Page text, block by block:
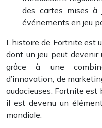
des cartes mises à
événements en jeu
L’histoire de Fortnite
dont un jeu peut devenir
grâce à une
d’innovation, de
audacieuses. Fortnite est
il est devenu un
mondiale.